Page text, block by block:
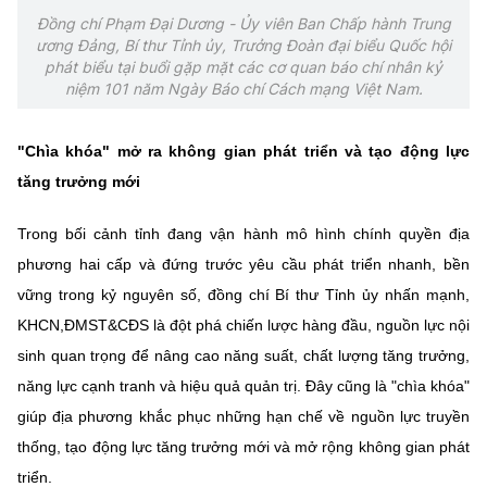
Vietnamese English
MINISTRY OF SCIENCE AND TECHNOLOGY
Điều khoản sử dụng Theo dõi MST: Góp ý
Cơ quan chủ quản: Bộ Khoa học và Công nghệ (MST)
Chịu trách nhiệm nội dung: Nguyễn Thị Hải Hằng
Giám đốc Trung tâm Truyền thông Khoa học và Công nghệ.
Địa chỉ: Ban Biên tập Cổng TTĐT - 18 Nguyễn Du, TP. Hà Nội
Điện thoại: 024 3936 9506
Email: stc@mst.gov.vn
©2026 Bản quyền thuộc Bộ Khoa Học và Công Nghệ
Đồng chí Phạm Đại Dương - Ủy viên Ban Chấp hành Trung
ương Đảng, Bí thư Tỉnh ủy, Trưởng Đoàn đại biểu Quốc hội
phát biểu tại buổi gặp mặt các cơ quan báo chí nhân kỷ
niệm 101 năm Ngày Báo chí Cách mạng Việt Nam.
"Chìa khóa" mở ra không gian phát triển và tạo động lực
tăng trưởng mới
Trong bối cảnh tỉnh đang vận hành mô hình chính quyền địa
phương hai cấp và đứng trước yêu cầu phát triển nhanh, bền
vững trong kỷ nguyên số, đồng chí Bí thư Tỉnh ủy nhấn mạnh,
KHCN,ĐMST&CĐS là đột phá chiến lược hàng đầu, nguồn lực nội
sinh quan trọng để nâng cao năng suất, chất lượng tăng trưởng,
năng lực cạnh tranh và hiệu quả quản trị. Đây cũng là "chìa khóa"
giúp địa phương khắc phục những hạn chế về nguồn lực truyền
thống, tạo động lực tăng trưởng mới và mở rộng không gian phát
triển.